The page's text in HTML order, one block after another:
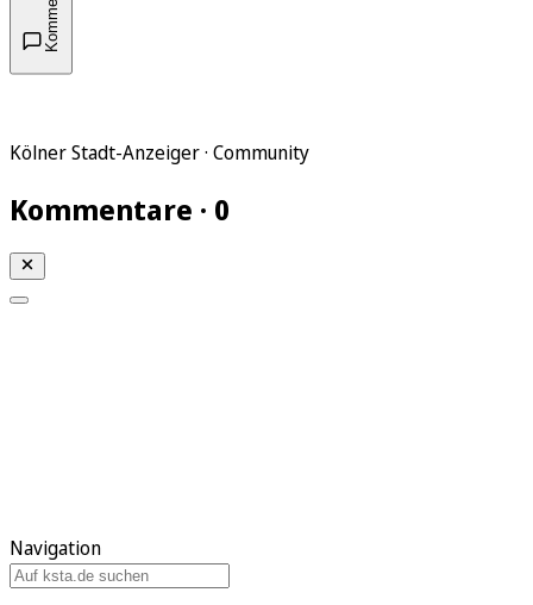
Kölner Stadt-Anzeiger · Community
Kommentare · 0
Navigation